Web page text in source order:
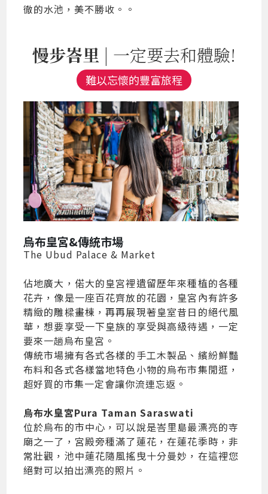
徹的水池，美不勝收。。
慢步峇里 | 一定要去和體驗!
難以忘懷的豐富旅程
烏布皇宮&傳統市場
The Ubud Palace & Market
佔地廣大，偌大的皇宮裡遺留歷年來種植的各種
花卉，像是一座百花齊放的花園，皇宮內有許多
精緻的雕樑畫棟，再再展現著皇室昔日的絕代風
華，想要享受一下皇族的享受與高級待遇，一定
要來一趟烏布皇宮。
傳統市場擁有各式各樣的手工木製品、繽紛鮮豔
布料和各式各樣當地特色小物的烏布市集閒逛，
超好買的市集一定會讓你流連忘返。
烏布水皇宮Pura Taman Saraswati
位於烏布的市中心，可以說是峇里島最漂亮的寺
廟之一了，宮殿旁種滿了蓮花，在蓮花季時，非
常壯觀，池中蓮花隨風搖曳十分曼妙，在這裡您
絕對可以拍出漂亮的照片。